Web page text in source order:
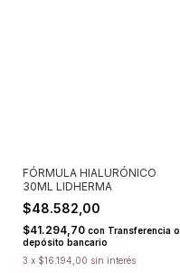
FÓRMULA HIALURÓNICO
30ML LIDHERMA
$48.582,00
$41.294,70 con Transferencia o
depósito bancario
3 x $16.194,00 sin interés